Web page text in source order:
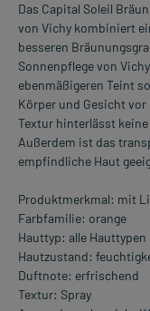
Das Capital Soleil
von Vichy kombiniert
besseren
Sonnenpflege von
ebenmäßigeren Teint
Körper und Gesicht vor
Textur hinterlässt
Außerdem ist das
empfindliche Haut
Produktmerkmal: mit
Farbfamilie: orange
Hauttyp: alle Hauttypen
Hautzustand:
Duftnote: erfrischend
Textur: Spray